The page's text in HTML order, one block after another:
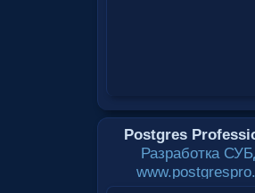
Postgres
Разработка